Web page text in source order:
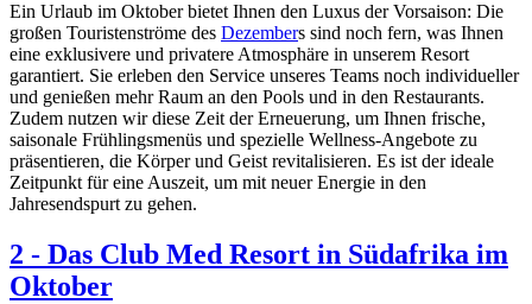
Ein Urlaub im Oktober bietet Ihnen den Luxus der Vorsaison: Die
großen Touristenströme des Dezembers sind noch fern, was Ihnen
eine exklusivere und privatere Atmosphäre in unserem Resort
garantiert. Sie erleben den Service unseres Teams noch individueller
und genießen mehr Raum an den Pools und in den Restaurants.
Zudem nutzen wir diese Zeit der Erneuerung, um Ihnen frische,
saisonale Frühlingsmenüs und spezielle Wellness-Angebote zu
präsentieren, die Körper und Geist revitalisieren. Es ist der ideale
Zeitpunkt für eine Auszeit, um mit neuer Energie in den
Jahresendspurt zu gehen.
2 - Das Club Med Resort in Südafrika im
Oktober